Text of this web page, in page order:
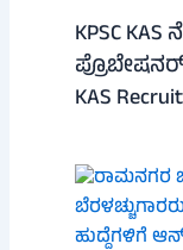
KPSC
KAS